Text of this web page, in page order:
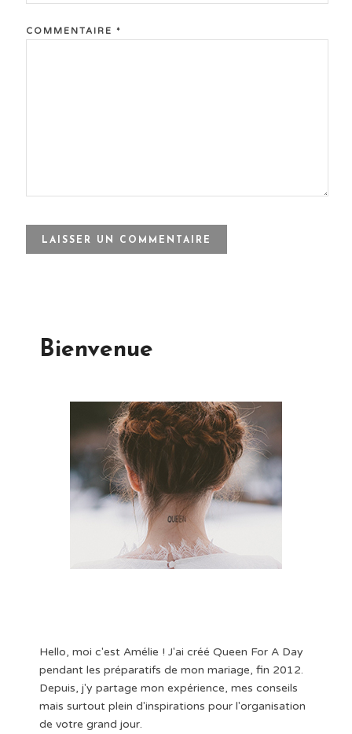
COMMENTAIRE *
Bienvenue
Hello, moi c'est Amélie ! J'ai créé Queen For A Day
pendant les préparatifs de mon mariage, fin 2012.
Depuis, j'y partage mon expérience, mes conseils
mais surtout plein d'inspirations pour l'organisation
de votre grand jour.